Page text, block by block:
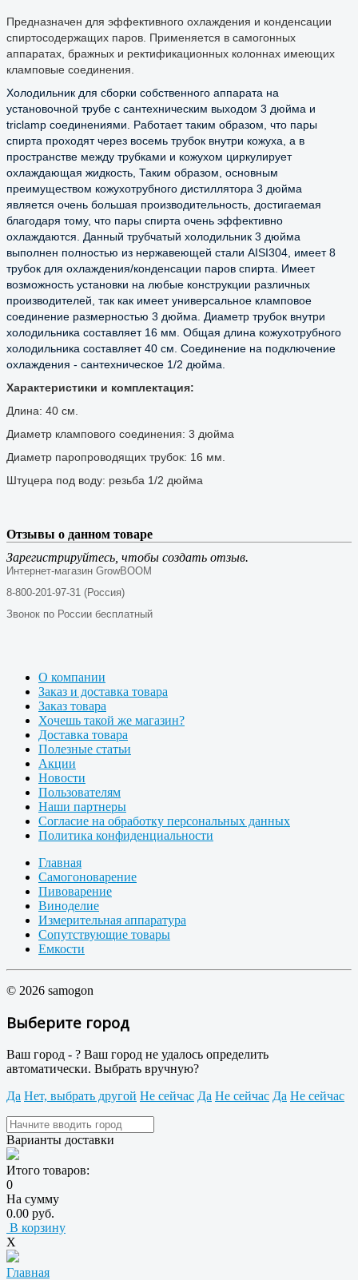
Предназначен для эффективного охлаждения и конденсации
спиртосодержащих паров. Применяется в самогонных
аппаратах, бражных и ректификационных колоннах имеющих
кламповые соединения.
Холодильник для сборки собственного аппарата на
установочной трубе с сантехническим выходом 3 дюйма и
triclamp соединениями. Работает таким образом, что пары
спирта проходят через восемь трубок внутри кожуха, а в
пространстве между трубками и кожухом циркулирует
охлаждающая жидкость, Таким образом, основным
преимуществом кожухотрубного дистиллятора 3 дюйма
является очень большая производительность, достигаемая
благодаря тому, что пары спирта очень эффективно
охлаждаются. Данный трубчатый холодильник 3 дюйма
выполнен полностью из нержавеющей стали AISI304, имеет 8
трубок для охлаждения/конденсации паров спирта. Имеет
возможность установки на любые конструкции различных
производителей, так как имеет универсальное кламповое
соединение размерностью 3 дюйма. Диаметр трубок внутри
холодильника составляет 16 мм. Общая длина кожухотрубного
холодильника составляет 40 см. Соединение на подключение
охлаждения - сантехническое 1/2 дюйма.
Характеристики и комплектация:
Длина: 40 см.
Диаметр клампового соединения: 3 дюйма
Диаметр паропроводящих трубок: 16 мм.
Штуцера под воду: резьба 1/2 дюйма
Отзывы о данном товаре
Зарегистрируйтесь, чтобы создать отзыв.
Интернет-магазин GrowBOOM
8-800-201-97-31 (Россия)
Звонок по России бесплатный
О компании
Заказ и доставка товара
Заказ товара
Хочешь такой же магазин?
Доставка товара
Полезные статьи
Акции
Новости
Пользователям
Наши партнеры
Согласие на обработку персональных данных
Политика конфиденциальности
Главная
Самогоноварение
Пивоварение
Виноделие
Измерительная аппаратура
Сопутствующие товары
Емкости
© 2026 samogon
Выберите город
Ваш город - ? Ваш город не удалось определить
автоматически. Выбрать вручную?
Да Нет, выбрать другой Не сейчас Да Не сейчас Да Не сейчас
Варианты доставки
Итого товаров:
0
На сумму
0.00 руб.
В корзину
X
Главная